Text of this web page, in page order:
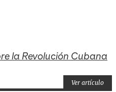
la Revolución Cubana
Ver artículo